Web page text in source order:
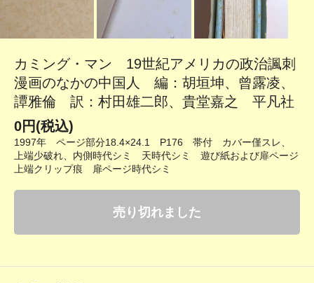
カミング・マン 19世紀アメリカの政治諷刺
漫画のなかの中国人 編：胡垣坤、曾露凌、
譚雅倫 訳：村田雄二郎、貴堂嘉之 平凡社
0円(税込)
1997年 ページ部分18.4×24.1 P176 帯付 カバー僅スレ、
上端少破れ、内側時代シミ 天時代シミ 遊び紙および扉ページ
上端クリップ痕 扉ページ時代シミ
売り切れました